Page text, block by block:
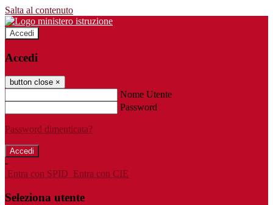
Salta al contenuto
Accedi
Accedi
button close ×
Nome Utente
Password
Password dimenticata?
-
Entra con SPID Entra con CIE
Seleziona utente